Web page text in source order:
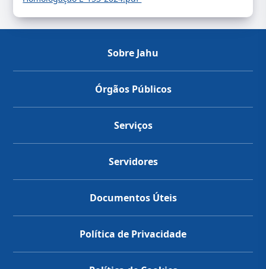
Sobre Jahu
Órgãos Públicos
Serviços
Servidores
Documentos Úteis
Política de Privacidade